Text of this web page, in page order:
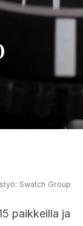
Swatch Group
paikkeilla ja